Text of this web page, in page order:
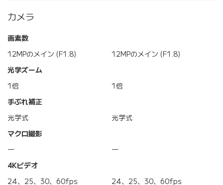
カメラ
画素数
12MPのメイン (F1.8)
12MPのメイン (F1.8)
光学ズーム
1倍
1倍
手ぶれ補正
光学式
光学式
マクロ撮影
―
―
4Kビデオ
24、25、30、60fps
24、25、30、60fps